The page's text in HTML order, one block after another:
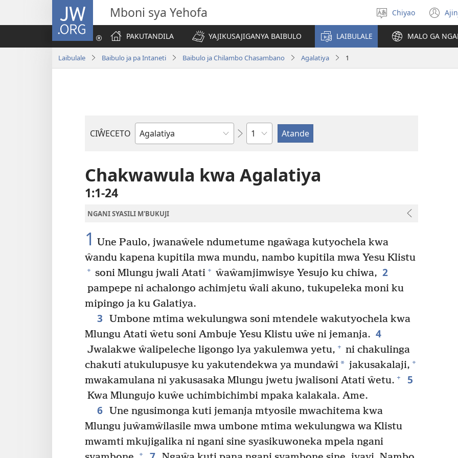
JW.ORG Mboni sya Yehofa
Asagule
ciŵeceto
Chiyao
PAKUTANDILA
YAJIKUSAJIGANYA BAIBULO LAIBULALE MALO GA
Laibulale Baibulo ja pa Intaneti Baibulo ja Chilambo Chasambano Agalatiya 1
CIŴECETO
Buku
Chaputala
Chakwawula kwa Agalatiya
1:1-24
NGANI SYASILI M'BUKUJI
1 Une Paulo, jwanaŵele ndumetume ngaŵaga kutyochela kwa
ŵandu kapena kupitila mwa mundu, nambo kupitila mwa Yesu Klistu
+ soni Mlungu jwali Atati + ŵaŵamjimwisye Yesujo ku chiwa, 2
pampepe ni achalongo achimjetu ŵali akuno, tukupeleka moni ku
mipingo ja ku Galatiya.
3
Umbone mtima wekulungwa soni mtendele wakutyochela kwa
Mlungu Atati ŵetu soni Ambuje Yesu Klistu uŵe ni jemanja. 4
Jwalakwe ŵalipeleche ligongo lya yakulemwa yetu, + ni chakulinga
chakuti atukulupusye ku yakutendekwa ya mundaŵi* jakusakalaji, +
mwakamulana ni yakusasaka Mlungu jwetu jwalisoni Atati ŵetu. + 5
Kwa Mlungujo kuŵe uchimbichimbi mpaka kalakala. Ame.
6 Une ngusimonga kuti jemanja mtyosile mwachitema kwa
Mlungu juŵamŵilasile mwa umbone mtima wekulungwa wa Klistu
mwamti mkujigalika ni ngani sine syasikuwoneka mpela ngani
+